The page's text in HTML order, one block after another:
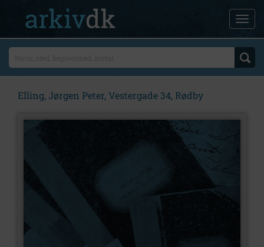
Elling, Jørgen Peter, Vestergade 34, Rødby